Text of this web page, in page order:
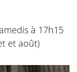
à 17h15
et août)